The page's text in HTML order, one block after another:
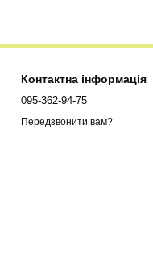
Контактна інформація
095-362-94-75
Передзвонити вам?